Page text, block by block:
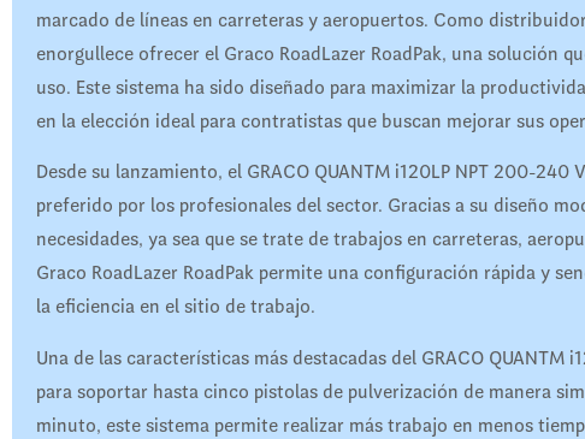
marcado de líneas en carreteras y aeropuertos. Como
enorgullece ofrecer el Graco RoadLazer RoadPak, una solución
uso. Este sistema ha sido diseñado para maximizar la
en la elección ideal para contratistas que buscan mejorar sus
Desde su lanzamiento, el GRACO QUANTM i120LP NPT 200-
preferido por los profesionales del sector. Gracias a su diseño
necesidades, ya sea que se trate de trabajos en carreteras,
Graco RoadLazer RoadPak permite una configuración rápida y
la eficiencia en el sitio de trabajo.
Una de las características más destacadas del GRACO QUANTM
para soportar hasta cinco pistolas de pulverización de manera
minuto, este sistema permite realizar más trabajo en menos